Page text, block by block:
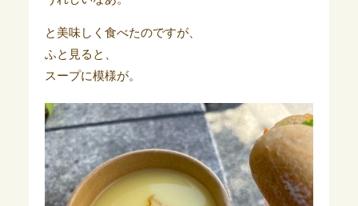
と美味しく食べたのですが、
ふと見ると、
スープに模様が。